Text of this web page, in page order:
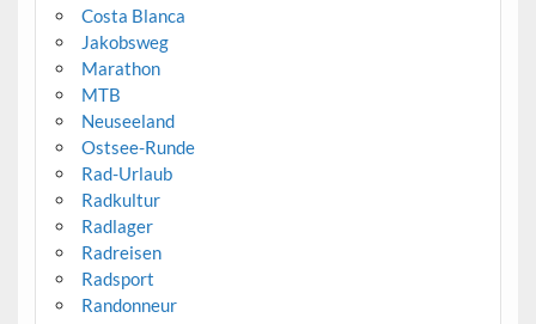
Costa Blanca
Jakobsweg
Marathon
MTB
Neuseeland
Ostsee-Runde
Rad-Urlaub
Radkultur
Radlager
Radreisen
Radsport
Randonneur